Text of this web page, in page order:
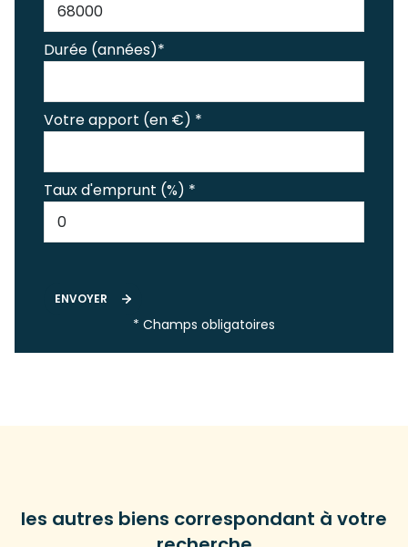
Durée (années)*
Votre apport (en €) *
Taux d'emprunt (%) *
ENVOYER
* Champs obligatoires
les autres biens correspondant à votre